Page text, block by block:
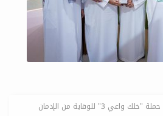
3" للوقاية من الإدمان